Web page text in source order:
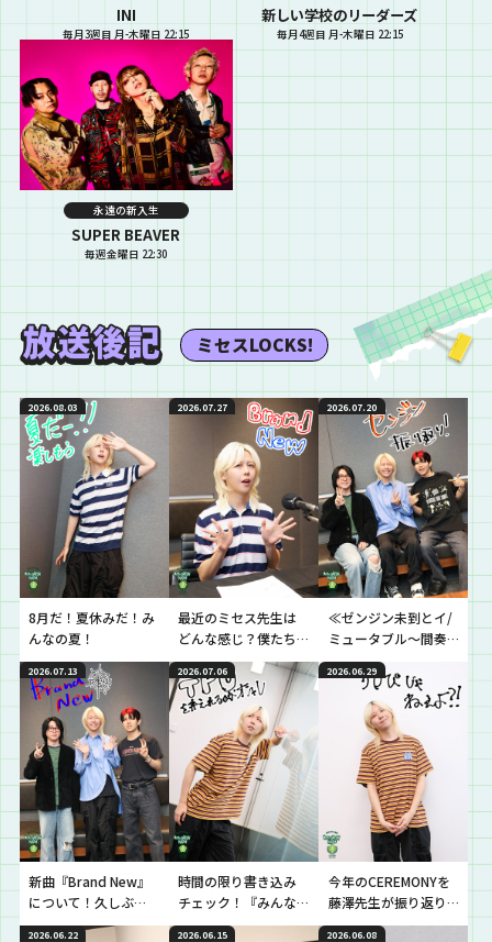
INI
毎月3週目 月-木曜日 22:15
新しい学校のリーダーズ
毎月4週目 月-木曜日 22:15
永遠の新入生
SUPER BEAVER
毎週金曜日 22:30
ミセスLOCKS!
2026.08.03
8月だ！夏休みだ！み
んなの夏！
2026.07.27
最近のミセス先生は
どんな感じ？僕たち
の今！
2026.07.20
≪ゼンジン未到とイ/
ミュータブル〜間奏
編〜≫を振り返ろ
う！
2026.07.13
新曲『Brand New』
について！久しぶ
り？に3人でお届け！
2026.07.06
時間の限り書き込み
チェック！『みんな
の今』
2026.06.29
今年のCEREMONYを
藤澤先生が振り返り
ます！
2026.06.22 2026.06.15 2026.06.08